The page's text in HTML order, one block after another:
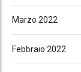
Marzo 2022
Febbraio 2022